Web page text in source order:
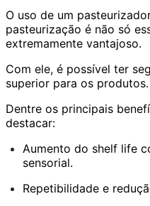
O uso de um
pasteurização é não só
extremamente vantajoso.
Com ele, é possível ter
superior para os produtos.
Dentre os principais
destacar:
Aumento do shelf life
sensorial.
Repetibilidade e